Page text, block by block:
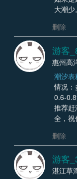
大潮少
删除
游客
惠州高
潮汐表
情况：
0.6-
推荐
全，祝
删除
游客
湛江草